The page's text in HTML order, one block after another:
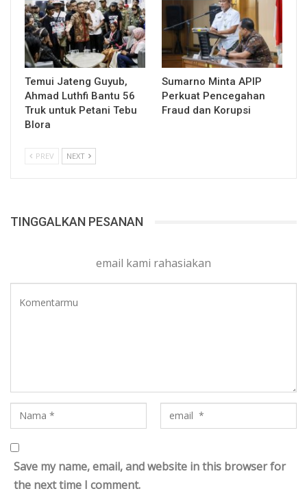
Temui Jateng Guyub,
Ahmad Luthfi Bantu 56
Truk untuk Petani Tebu
Blora
Sumarno Minta APIP
Perkuat Pencegahan
Fraud dan Korupsi
PREV NEXT
TINGGALKAN PESANAN
email kami rahasiakan
Save my name, email, and website in this browser for
the next time I comment.